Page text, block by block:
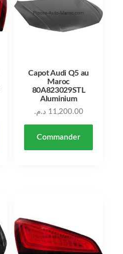
Capot Audi Q5 au
Maroc
80A823029STL
Aluminium
11,200.00 د.م.
Commander